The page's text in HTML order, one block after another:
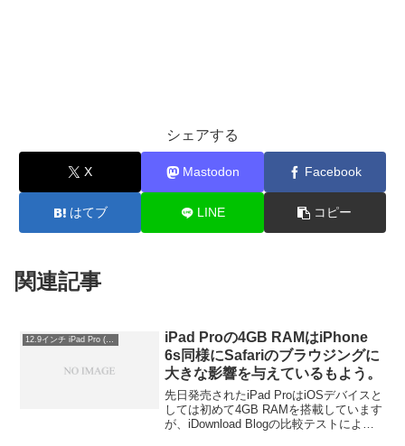
シェアする
X Mastodon Facebook
はてブ LINE コピー
関連記事
iPad Proの4GB RAMはiPhone
6s同様にSafariのブラウジングに
大きな影響を与えているもよう。
先日発売されたiPad ProはiOSデバイスと
しては初めて4GB RAMを搭載しています
が、iDownload Blogの比較テストによる